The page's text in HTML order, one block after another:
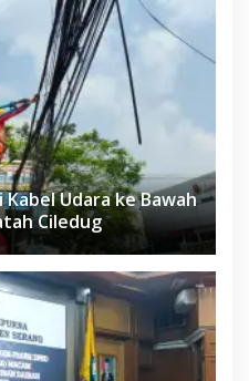
Kabel Udara ke Bawah
Ciledug